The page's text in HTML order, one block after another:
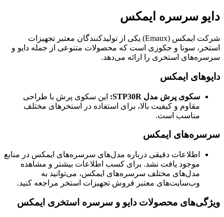
دایو سرسره ایمکس
شرکت ایمکس (Emaux) یکی از تولیدکنندگان معتبر تجهیزات
استخر، سونا و جکوزی است که محصولات متنوعی از جمله دایو و
سرسره‌های استخری را ارائه می‌دهد.
دایوهای ایمکس
سکوی پرش مدل STP30R:
این سکوی پرش با طراحی
مقاوم و کیفیت بالا، برای استفاده در استخرهای مختلف
مناسب است.
سرسره‌های ایمکس
اطلاعات دقیقی درباره مدل‌های سرسره‌های ایمکس در منابع
موجود یافت نشد. برای کسب اطلاعات بیشتر و مشاهده
مدل‌های مختلف سرسره‌های ایمکس، می‌توانید به
وب‌سایت‌های معتبر فروش تجهیزات استخر مراجعه کنید.
ویژگی‌های محصولات دایو و سرسره استخری ایمکس